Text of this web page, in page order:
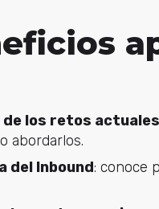
los retos actuales
abordarlos.
del Inbound: conoce